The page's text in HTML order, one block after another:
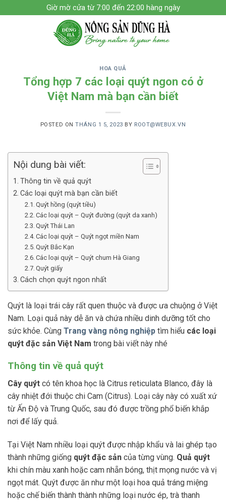
to
Giờ mờ cửa từ 7:00 đến 22:00 hàng ngày
HOA QUẢ
Tổng hợp 7 các loại quýt ngon có ở
Việt Nam mà bạn cần biết
POSTED ONTHÁNG 1 5, 2023 BY ROOT@WEBUX.VN
Nội dung bài viết:
Thông tin về quả quýt
Các loại quýt mà bạn cần biết
Quýt hồng (quýt tiều)
Các loại quýt – Quýt đường (quýt da xanh)
Quýt Thái Lan
Các loại quýt – Quýt ngọt miền Nam
Quýt Bắc Kạn
Các loại quýt – Quýt chum Hà Giang
Quýt giấy
Cách chọn quýt ngon nhất
Quýt là loại trái cây rất quen thuộc và được ưa chuộng ở Việt
Nam. Loại quả này dễ ăn và chứa nhiều dinh dưỡng tốt cho
sức khỏe. Cùng Trang vàng nông nghiệp tìm hiểu các loại
quýt đặc sản Việt Nam trong bài viết này nhé
Thông tin về quả quýt
Cây quýt có tên khoa học là Citrus reticulata Blanco, đây là
cây nhiệt đới thuộc chi Cam (Citrus). Loại cây này có xuất xứ
từ Ấn Độ và Trung Quốc, sau đó được trồng phổ biến khắp
nơi để lấy quả.
Tại Việt Nam nhiều loại quýt được nhập khẩu và lai ghép tạo
thành những giống quýt đặc sản của từng vùng. Quả quýt
khi chín màu xanh hoặc cam nhẵn bóng, thịt mọng nước và vị
ngọt mát. Quýt được ăn như một loại hoa quả tráng miệng
hoặc chế biến thành thành những loại nước ép, trà thanh